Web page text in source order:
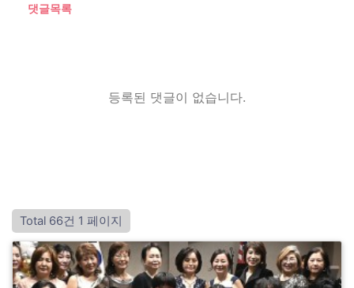
댓글목록
등록된 댓글이 없습니다.
Total 66건 1 페이지